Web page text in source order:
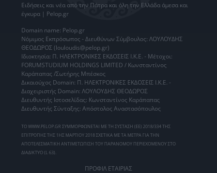
Ειδήσεις και νέα από την Πάτρα και όλη την Ελλάδα άμεσα και
έγκυρα | Pelop.gr
Domain name: Pelop.gr
Νόμιμος Εκπρόσωπος - Διευθύνων Σύμβουλος: ΛΟΥΛΟΥΔΗΣ
ΘΕΟΔΩΡΟΣ (louloudis@pelop.gr)
Ιδιοκτησία: Π. ΗΛΕΚΤΡΟΝΙΚΕΣ ΕΚΔΟΣΕΙΣ Ι.Κ.Ε. - Μέτοχοι:
FORUMSTUDIUM HOLDINGS LIMITED / Κωνσταντίνος
Καράπαπας /Σωτήρης Μπέσκος
Δικαιούχος Domain: Π. ΗΛΕΚΤΡΟΝΙΚΕΣ ΕΚΔΟΣΕΙΣ Ι.Κ.Ε. -
Διαχειριστής Domain: ΛΟΥΛΟΥΔΗΣ ΘΕΟΔΩΡΟΣ
Διευθυντής Ιστοσελίδας: Κωνσταντίνος Καράπαπας
Διευθυντής Σύνταξης: Απόστολος Αναστασόπουλος
ΤΟ WWW.PELOP.GR ΣΥΜΜΟΡΦΩΝΕΤΑΙ ΜΕ ΤΗ ΣΥΣΤΑΣΗ (ΕΕ) 2018/334 ΤΗΣ
ΕΠΙΤΡΟΠΗΣ ΤΗΣ 1ΗΣ ΜΑΡΤΙΟΥ 2018 ΣΧΕΤΙΚΑ ΜΕ ΤΑ ΜΕΤΡΑ ΓΙΑ ΤΗΝ
ΑΠΟΤΕΛΕΣΜΑΤΙΚΗ ΑΝΤΙΜΕΤΩΠΙΣΗ ΤΟΥ ΠΑΡΑΝΟΜΟΥ ΠΕΡΙΕΧΟΜΕΝΟΥ ΣΤΟ
ΔΙΑΔΙΚΤΥΟ (L 63).
ΠΡΟΦΙΛ ΕΤΑΙΡΙΑΣ